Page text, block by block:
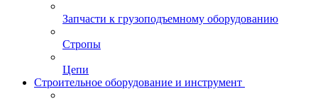
Запчасти к грузоподъемному оборудованию
Стропы
Цепи
Строительное оборудование и инструмент